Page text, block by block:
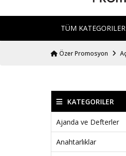
TÜM KATEGORILER
Özer Promosyon
KATEGORILER
Ajanda ve Defterler
Anahtarlıklar